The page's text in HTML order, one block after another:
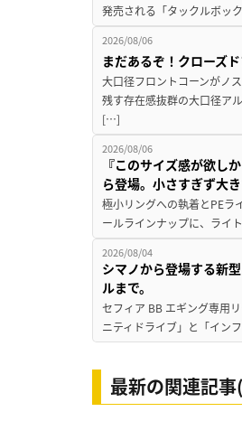
発売される「タックルボッ
2026/08/06
まだあるぞ！クローズ
大口径フロントコーンがノ
残す存在感抜群の大口径ア
[…]
2026/08/06
『このサイズ感が欲し
ら登場。小さすぎず大
極小リングへの執着とPEラ
ールラインナップに、ライ
2026/08/04
シマノから登場する新
ルまで。
セフィア BB エギング専用
ニティドライブ」と「イン
最新の関連記